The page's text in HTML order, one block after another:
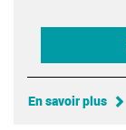
En savoir plus